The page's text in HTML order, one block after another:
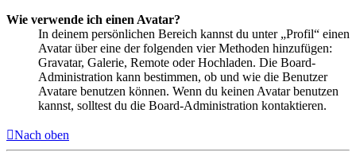
Wie verwende ich einen Avatar?
In deinem persönlichen Bereich kannst du unter „Profil“ einen
Avatar über eine der folgenden vier Methoden hinzufügen:
Gravatar, Galerie, Remote oder Hochladen. Die Board-
Administration kann bestimmen, ob und wie die Benutzer
Avatare benutzen können. Wenn du keinen Avatar benutzen
kannst, solltest du die Board-Administration kontaktieren.
Nach oben